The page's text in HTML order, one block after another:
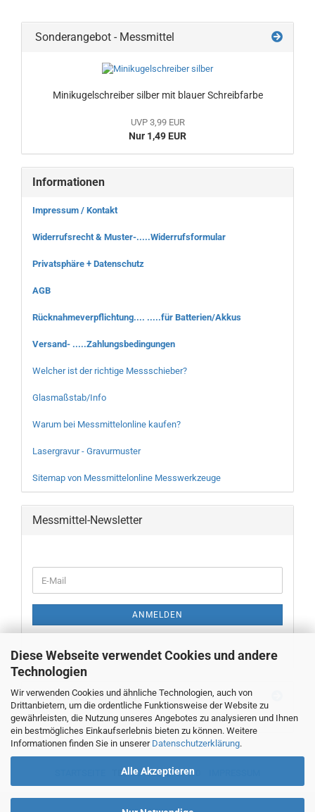
Diese Webseite verwendet Cookies und andere
Technologien
Wir verwenden Cookies und ähnliche Technologien, auch von
Drittanbietern, um die ordentliche Funktionsweise der Website zu
gewährleisten, die Nutzung unseres Angebotes zu analysieren und Ihnen
ein bestmögliches Einkaufserlebnis bieten zu können. Weitere
Informationen finden Sie in unserer Datenschutzerklärung.
Alle Akzeptieren
Sonderangebot - Messmittel
Minikugelschreiber silber mit blauer Schreibfarbe
UVP 3,99 EUR
Nur 1,49 EUR
Informationen
Impressum / Kontakt
Widerrufsrecht & Muster-.....Widerrufsformular
Privatsphäre + Datenschutz
AGB
Rücknahmeverpflichtung.... .....für Batterien/Akkus
Versand- .....Zahlungsbedingungen
Welcher ist der richtige Messschieber?
Glasmaßstab/Info
Warum bei Messmittelonline kaufen?
Lasergravur - Gravurmuster
Sitemap von Messmittelonline Messwerkzeuge
Messmittel-Newsletter
ZUR
E-
Mail
ANMELDEN
Neue Messwerkzeuge
TEL. 00493382707470